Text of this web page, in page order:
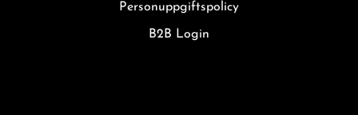
Personuppgiftspolicy
B2B Login